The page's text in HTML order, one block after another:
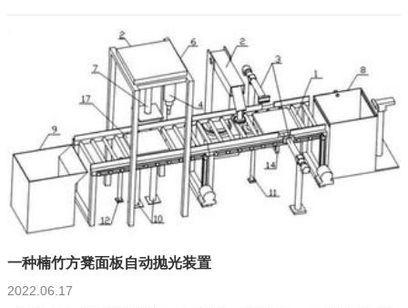
液氮加入后至液氮自然蒸发完毕；步骤三：待步骤二中吸附材料自然
升温至室温后，重复步骤二操作1‑4次。本发明具有改性成本低，操作
简单，设备要求低，能耗低的特点。成果信息专利类型： 发明授权申
请号： CN202010265000.X申请（专利权）人：武夷学院发明人：宋
一种楠竹方凳面板自动抛光装置
2022.06.17